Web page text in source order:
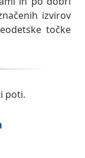
izvirov
točke
poti.